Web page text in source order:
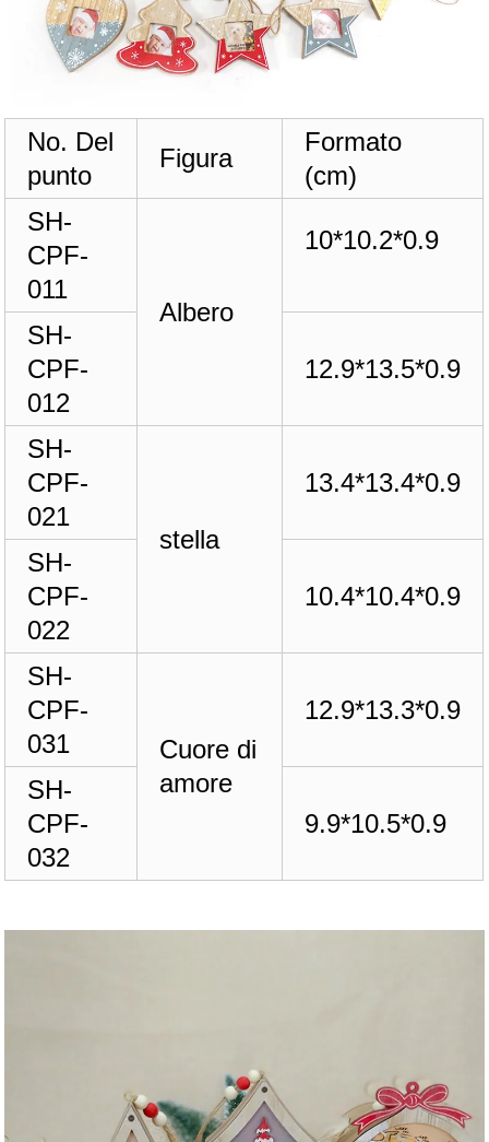
No. Del
punto
Figura
Formato
(cm)
SH-
CPF-
011
Albero
10*10.2*0.9
SH-
CPF-
012
12.9*13.5*0.9
SH-
CPF-
021
stella
13.4*13.4*0.9
SH-
CPF-
022
10.4*10.4*0.9
SH-
CPF-
031
Cuore di
amore
12.9*13.3*0.9
SH-
CPF-
032
9.9*10.5*0.9